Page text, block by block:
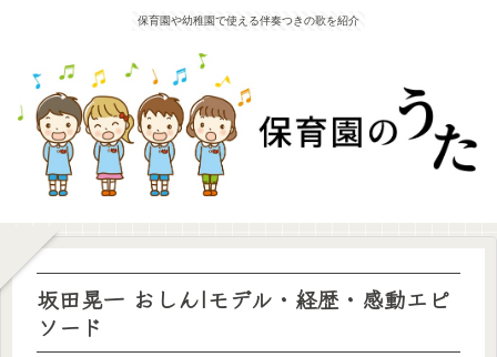
保育園や幼稚園で使える伴奏つきの歌を紹介
坂田晃一 おしん|モデル・経歴・感動エピ
ソード